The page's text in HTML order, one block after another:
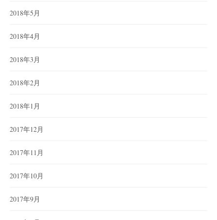
2018年5月
2018年4月
2018年3月
2018年2月
2018年1月
2017年12月
2017年11月
2017年10月
2017年9月